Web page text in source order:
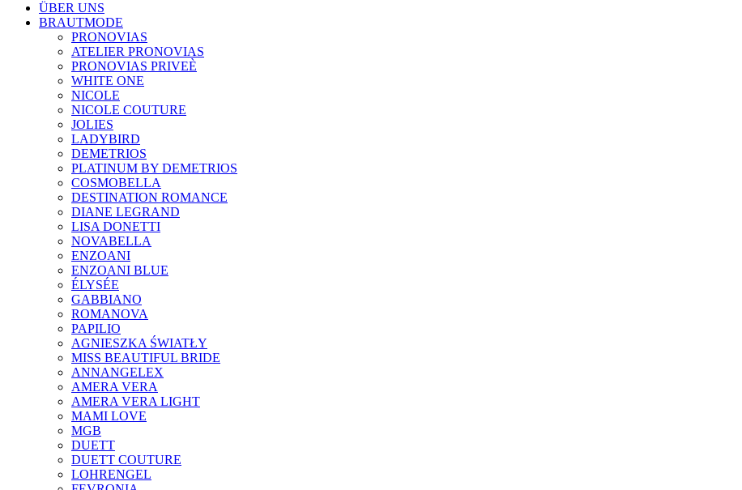
ÜBER UNS
BRAUTMODE
PRONOVIAS
ATELIER PRONOVIAS
PRONOVIAS PRIVEÈ
WHITE ONE
NICOLE
NICOLE COUTURE
JOLIES
LADYBIRD
DEMETRIOS
PLATINUM BY DEMETRIOS
COSMOBELLA
DESTINATION ROMANCE
DIANE LEGRAND
LISA DONETTI
NOVABELLA
ENZOANI
ENZOANI BLUE
ÉLYSÉE
GABBIANO
ROMANOVA
PAPILIO
AGNIESZKA ŚWIATŁY
MISS BEAUTIFUL BRIDE
ANNANGELEX
AMERA VERA
AMERA VERA LIGHT
MAMI LOVE
MGB
DUETT
DUETT COUTURE
LOHRENGEL